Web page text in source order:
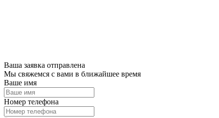
Ваша заявка отправлена
Мы свяжемся с вами в ближайшее время
Ваше имя
Номер телефона